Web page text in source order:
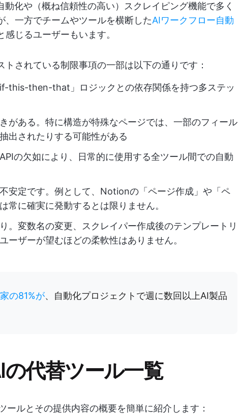
化や（概ね信頼性の高い）スクレイピング機能で多く
、一方でチームやツールを横断したAIワークフロー自動
じるユーザーもいます。
されている制限事項の一部は以下の通りです：
this-then-that」ロジックとの依存関係を持つ多ステッ
がある。特に構造が特殊なページでは、一部のフィール
出されたりする可能性がある
の欠如により、日常的に使用する全ツール間での自動
安定です。例として、Notionの「ページ作成」や「ペ
常に確実に発動するとは限りません。
。変数名の変更、スクレイパー作成後のテンプレートリ
ーザーが望むほどの柔軟性はありません。
の81%が、自動化プロジェクトで週に数回以上AI製品
代替ツール一覧
ールとその提供内容の概要を簡単に紹介します：